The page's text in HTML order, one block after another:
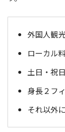
外国人観
ローカル
土日・祝
身長２フ
それ以外